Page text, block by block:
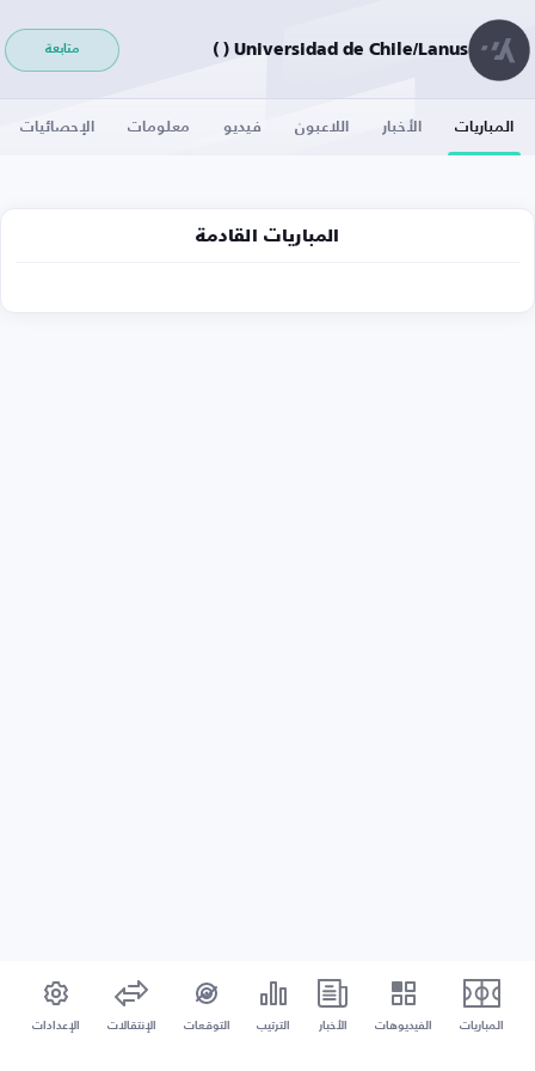
Universidad de Chile/Lanus ( ) متابعة
المباريات الأخبار اللاعبون فيديو معلومات الإحصائيات
المباريات القادمة
المباريات الفيديوهات الأخبار الترتيب التوقعات الإنتقالات الإعدادات